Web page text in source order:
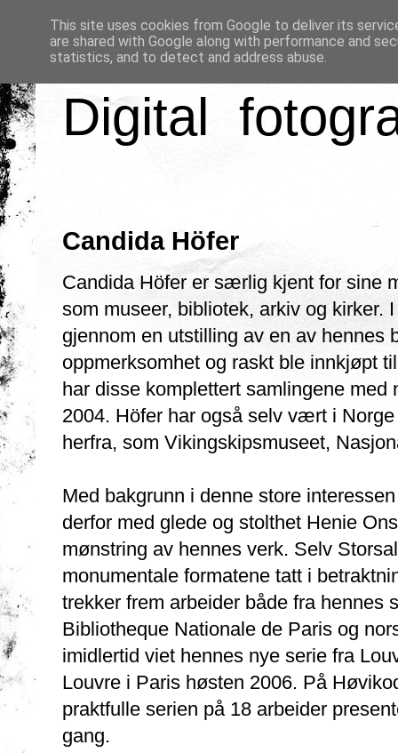
Digital
Candida Höfer
Candida Höfer er særlig kjent for sine
som museer, bibliotek, arkiv og kirker.
gjennom en utstilling av en av hennes
oppmerksomhet og raskt ble innkjøpt
har disse komplettert samlingene
2004. Höfer har også selv vært i
herfra, som Vikingskipsmuseet,
Med bakgrunn i denne store
derfor med glede og stolthet Henie
mønstring av hennes verk. Selv
monumentale formatene tatt i
trekker frem arbeider både fra hennes
Bibliotheque Nationale de Paris og
imidlertid viet hennes nye serie fra
Louvre i Paris høsten 2006. På
praktfulle serien på 18 arbeider
gang.
This site uses cookies from Google to deliver its
are shared with Google along with performance and
statistics, and to detect and address abuse.